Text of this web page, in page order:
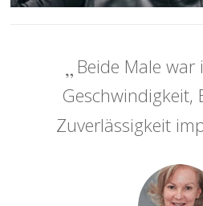
Beide Male
Geschwindigkeit,
Zuverlässigkeit